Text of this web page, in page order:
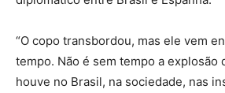
“O copo transbordou, mas ele vem
tempo. Não é sem tempo a explosão
houve no Brasil, na sociedade, nas